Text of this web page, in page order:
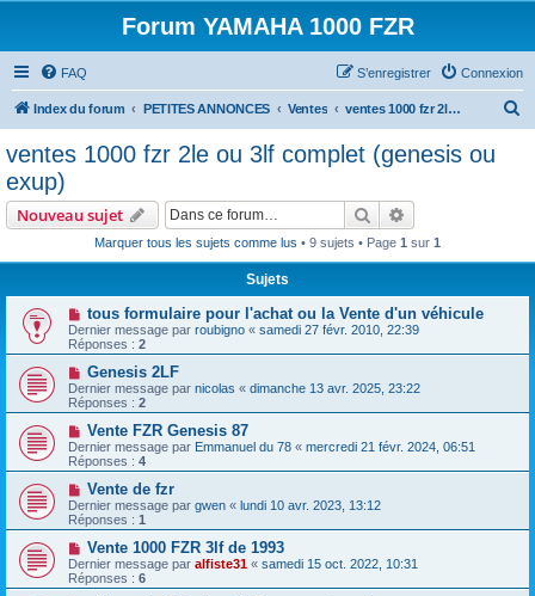
Forum YAMAHA 1000 FZR
FAQ Connexion
S’enregistrer
Index du forum PETITES ANNONCES Ventes ventes 1000 fzr 2le ou 3lf complet (genesis ou exup)
ventes 1000 fzr 2le ou 3lf complet (genesis ou
exup)
Nouveau sujet Rechercher
Marquer tous les sujets comme lus • 9 sujets • Page 1 sur 1
Sujets
tous formulaire pour l'achat ou la Vente d'un véhicule
Dernier message par roubigno « samedi 27 févr. 2010, 22:39
Réponses : 2
Genesis 2LF
Dernier message par nicolas « dimanche 13 avr. 2025, 23:22
Réponses : 2
Vente FZR Genesis 87
Dernier message par Emmanuel du 78 « mercredi 21 févr. 2024, 06:51
Réponses : 4
Vente de fzr
Dernier message par gwen « lundi 10 avr. 2023, 13:12
Réponses : 1
Vente 1000 FZR 3lf de 1993
Dernier message par alfiste31 « samedi 15 oct. 2022, 10:31
Réponses : 6